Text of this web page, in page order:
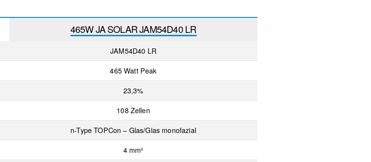
465W JA SOLAR JAM54D40 LR
JAM54D40 LR
465 Watt Peak
23,3%
108 Zellen
n-Type TOPCon – Glas/Glas monofazial
4 mm²